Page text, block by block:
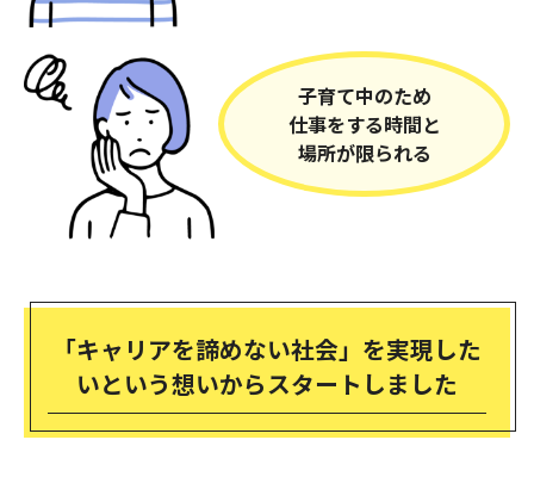
子育て中のため
仕事をする時間と
場所が限られる
「キャリアを諦めない社会」を実現した
いという想いからスタートしました